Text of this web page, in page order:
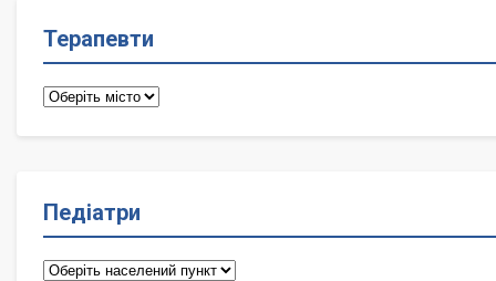
Терапевти
Терапевти
Педіатри
Педіатри